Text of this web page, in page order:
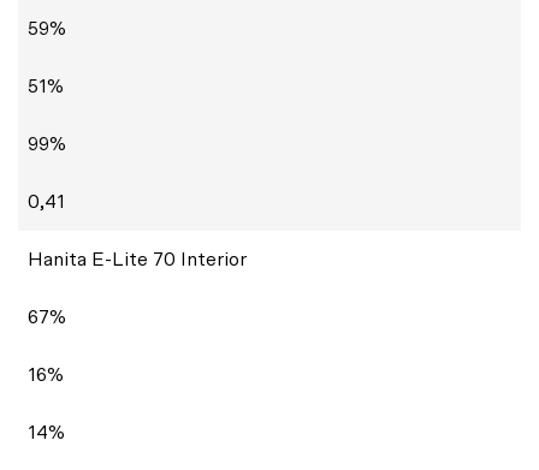
59%
51%
99%
0,41
Hanita E-Lite 70 Interior
67%
16%
14%